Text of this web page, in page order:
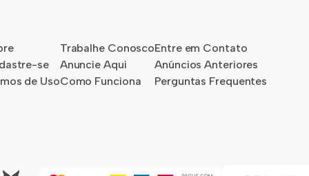
se
de Uso
Trabalhe Conosco
Anuncie Aqui
Como Funciona
Entre em Contato
Anúncios Anteriores
Perguntas Frequentes